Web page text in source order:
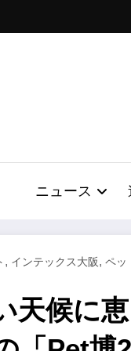
ニュース
, インテックス大阪, ペッ
天候に